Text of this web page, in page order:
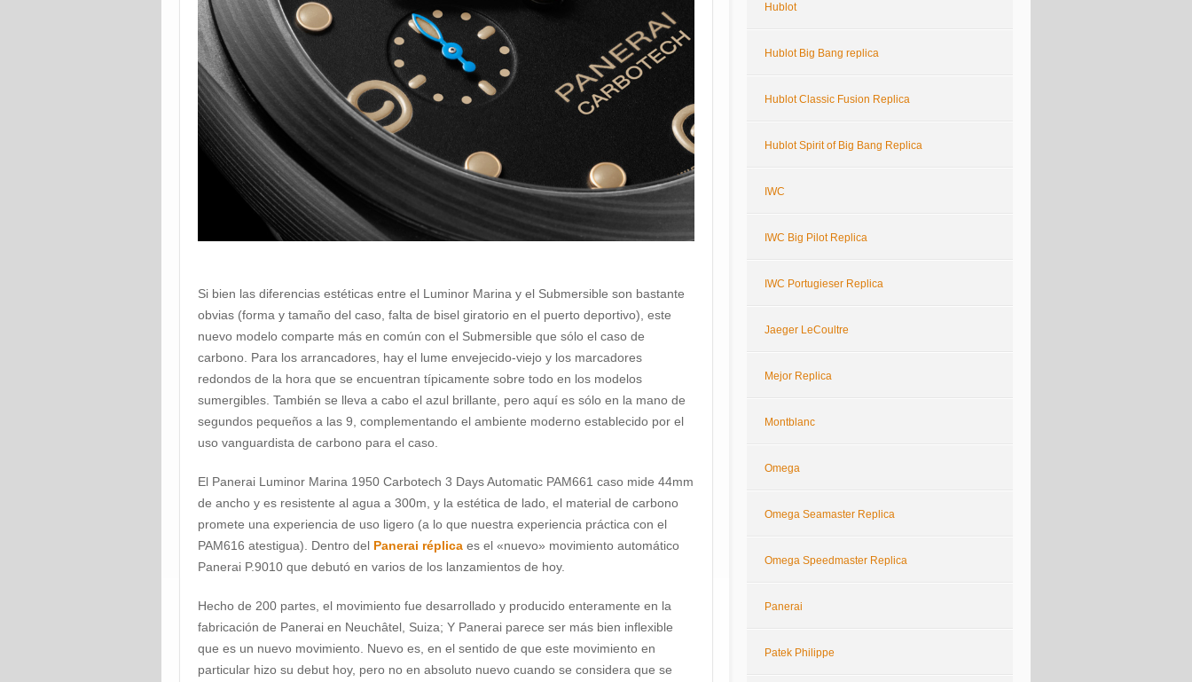
Si bien las diferencias estéticas entre el Luminor Marina y el Submersible son bastante
obvias (forma y tamaño del caso, falta de bisel giratorio en el puerto deportivo), este
nuevo modelo comparte más en común con el Submersible que sólo el caso de
carbono. Para los arrancadores, hay el lume envejecido-viejo y los marcadores
redondos de la hora que se encuentran típicamente sobre todo en los modelos
sumergibles. También se lleva a cabo el azul brillante, pero aquí es sólo en la mano de
segundos pequeños a las 9, complementando el ambiente moderno establecido por el
uso vanguardista de carbono para el caso.
El Panerai Luminor Marina 1950 Carbotech 3 Days Automatic PAM661 caso mide 44mm
de ancho y es resistente al agua a 300m, y la estética de lado, el material de carbono
promete una experiencia de uso ligero (a lo que nuestra experiencia práctica con el
PAM616 atestigua). Dentro del Panerai réplica es el «nuevo» movimiento automático
Panerai P.9010 que debutó en varios de los lanzamientos de hoy.
Hecho de 200 partes, el movimiento fue desarrollado y producido enteramente en la
fabricación de Panerai en Neuchâtel, Suiza; Y Panerai parece ser más bien inflexible
que es un nuevo movimiento. Nuevo es, en el sentido de que este movimiento en
particular hizo su debut hoy, pero no en absoluto nuevo cuando se considera que se
Hublot
Hublot Big Bang replica
Hublot Classic Fusion Replica
Hublot Spirit of Big Bang Replica
IWC
IWC Big Pilot Replica
IWC Portugieser Replica
Jaeger LeCoultre
Mejor Replica
Montblanc
Omega
Omega Seamaster Replica
Omega Speedmaster Replica
Panerai
Patek Philippe